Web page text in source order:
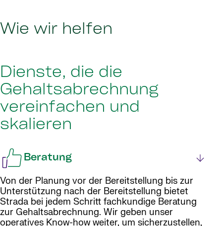
Wie wir helfen
Dienste, die die
Gehaltsabrechnung
vereinfachen und
skalieren
Beratung
Von der Planung vor der Bereitstellung bis zur
Unterstützung nach der Bereitstellung bietet
Strada bei jedem Schritt fachkundige Beratung
zur Gehaltsabrechnung. Wir geben unser
operatives Know-how weiter, um sicherzustellen,